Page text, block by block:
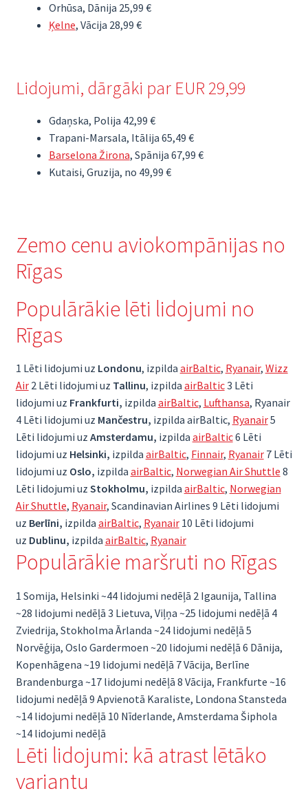
Orhūsa, Dānija 25,99 €
Ķelne, Vācija 28,99 €
Lidojumi, dārgāki par EUR 29,99
Gdaņska, Polija 42,99 €
Trapani-Marsala, Itālija 65,49 €
Barselona Žirona, Spānija 67,99 €
Kutaisi, Gruzija, no 49,99 €
Zemo cenu aviokompānijas no
Rīgas
Populārākie lēti lidojumi no
Rīgas
1 Lēti lidojumi uz Londonu, izpilda airBaltic, Ryanair, Wizz
Air2 Lēti lidojumi uz Tallinu, izpilda airBaltic3 Lēti
lidojumi uz Frankfurti, izpilda airBaltic, Lufthansa, Ryanair
4 Lēti lidojumi uz Mančestru, izpilda airBaltic, Ryanair5
Lēti lidojumi uz Amsterdamu, izpilda airBaltic6 Lēti
lidojumi uz Helsinki, izpilda airBaltic, Finnair, Ryanair7 Lēti
lidojumi uz Oslo, izpilda airBaltic, Norwegian Air Shuttle 8
Lēti lidojumi uz Stokholmu, izpilda airBaltic, Norwegian
Air Shuttle, Ryanair, Scandinavian Airlines 9 Lēti lidojumi
uz Berlīni, izpilda airBaltic, Ryanair10 Lēti lidojumi
uz Dublinu, izpilda airBaltic, Ryanair
Populārākie maršruti no Rīgas
1 Somija, Helsinki ~44 lidojumi nedēļā 2 Igaunija, Tallina
~28 lidojumi nedēļā 3 Lietuva, Viļņa ~25 lidojumi nedēļā 4
Zviedrija, Stokholma Ārlanda ~24 lidojumi nedēļā 5
Norvēģija, Oslo Gardermoen ~20 lidojumi nedēļā 6 Dānija,
Kopenhāgena ~19 lidojumi nedēļā 7 Vācija, Berlīne
Brandenburga ~17 lidojumi nedēļā 8 Vācija, Frankfurte ~16
lidojumi nedēļā 9 Apvienotā Karaliste, Londona Stansteda
~14 lidojumi nedēļā 10 Nīderlande, Amsterdama Šiphola
~14 lidojumi nedēļā
Lēti lidojumi: kā atrast lētāko
variantu